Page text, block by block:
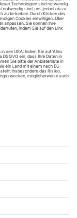
von Theater
als auch
www.der-
auf Anfrage.
einem Monat und
Monat, sofern
Konto/Meine
gekündigt
für Käufe
der Bestellung